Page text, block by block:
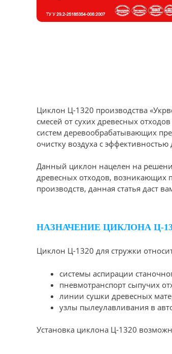
Циклон Ц-1320 производства
смесей от сухих древесных
систем деревообрабатывающих
очистку воздуха с эффективностью
Данный циклон нацелен на
древесных отходов, возникающих
производств, данная статья даст
НАЗНАЧЕНИЕ ЦИКЛОНА Ц-
Циклон Ц-1320 для стружки
системы аспирации
пневмотранспорт сыпучих
линии сушки древесных
узлы пылеулавливания в
Установка циклона Ц-1320